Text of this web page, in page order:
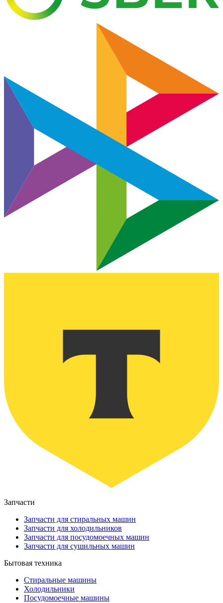
Запчасти
Запчасти для стиральных машин
Запчасти для холодильников
Запчасти для посудомоечных машин
Запчасти для сушильных машин
Бытовая техника
Стиральные машины
Холодильники
Посудомоечные машины